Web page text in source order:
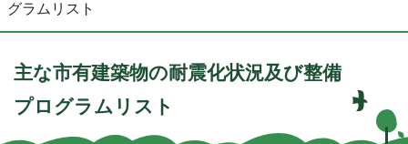
グラムリスト
主な市有建築物の耐震化状況及び整備
プログラムリスト